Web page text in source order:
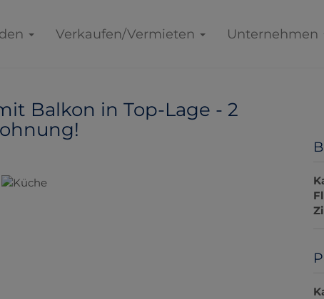
Verkaufen/Vermieten Unternehmen
Balkon in Top-Lage - 2